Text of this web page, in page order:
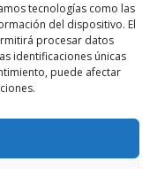
tecnologías como las
del dispositivo. El
procesar datos
identificaciones únicas
puede afectar
nuestro formulario
y solicita tu
de atenderte y
¡Te esperamos!